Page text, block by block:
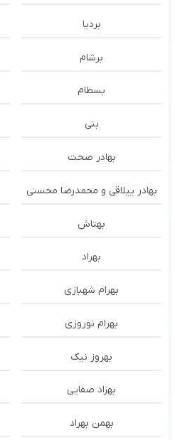
بردیا
برشام
بسطام
بنی
بهادر صحت
بهادر ییلاقی و محمدرضا محسنی
بهتاش
بهراد
بهرام شهبازی
بهرام نوروزی
بهروز نیک
بهزاد صفایی
بهمن بهراد